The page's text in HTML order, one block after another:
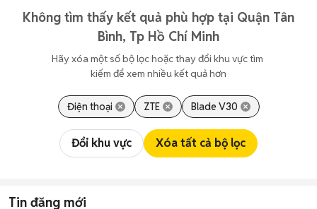
Không tìm thấy kết quả phù hợp tại Quận Tân
Bình, Tp Hồ Chí Minh
Hãy xóa một số bộ lọc hoặc thay đổi khu vực tìm
kiếm để xem nhiều kết quả hơn
Điện thoại ZTE Blade V30
Đổi khu vực Xóa tất cả bộ lọc
Tin đăng mới